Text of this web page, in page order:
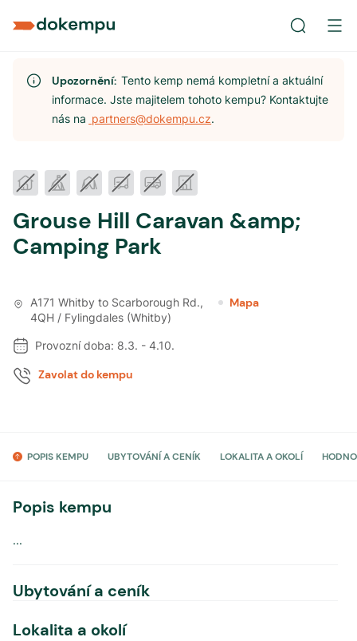
Upozornění:Tento kemp nemá kompletní a aktuální
informace. Jste majitelem tohoto kempu? Kontaktujte
nás na partners@dokempu.cz.
Grouse Hill Caravan &amp;
Camping Park
A171 Whitby to Scarborough Rd.,
4QH / Fylingdales (Whitby)
Mapa
Provozní doba: 8.3. - 4.10.
Zavolat do kempu
POPIS KEMPU UBYTOVÁNÍ A CENÍK LOKALITA A OKOLÍ
Popis kempu
...
Ubytování a ceník
Lokalita a okolí